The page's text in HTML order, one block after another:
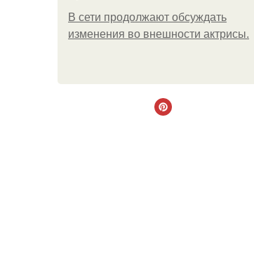
В сети продолжают обсуждать
изменения во внешности актрисы.